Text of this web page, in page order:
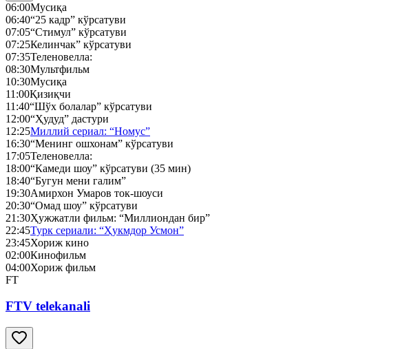
06:00Мусиқа
06:40“25 кадр” кўрсатуви
07:05“Стимул” кўрсатуви
07:25Келинчак” кўрсатуви
07:35Теленовелла:
08:30Мультфильм
10:30Мусиқа
11:00Қизиқчи
11:40“Шўх болалар” кўрсатуви
12:00“Ҳудуд” дастури
12:25Миллий сериал: “Номус”
16:30“Менинг ошхонам” кўрсатуви
17:05Теленовелла:
18:00“Камеди шоу” кўрсатуви (35 мин)
18:40“Бугун мени галим”
19:30Амирхон Умаров ток-шоуси
20:30“Омад шоу” кўрсатуви
21:30Ҳужжатли фильм: “Миллиондан бир”
22:45Турк сериали: “Ҳукмдор Усмон”
23:45Хориж кино
02:00Кинофильм
04:00Хориж фильм
FT
FTV telekanali